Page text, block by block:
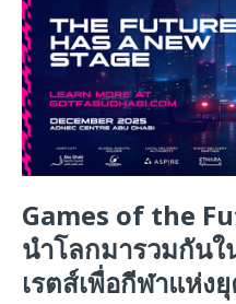
Games of the
นำโลกมารวมกันใ
เรตส์เพื่อกีฬาแห่ง